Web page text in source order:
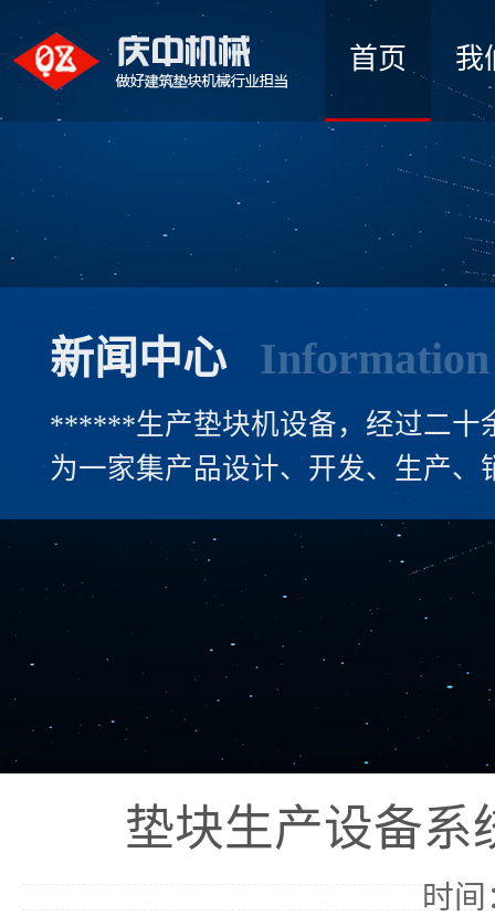
首页 我
新闻中心
******生产垫块机设备，经过二十
为一家集产品设计、开发、生产、
垫块生产设备系
时间